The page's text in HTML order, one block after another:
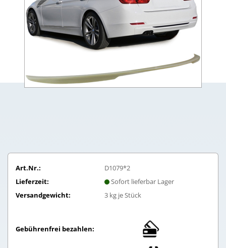
Art.Nr.:
D1079*2
Lieferzeit:
Sofort lieferbar Lager
Versandgewicht:
3kg je Stück
Gebührenfrei bezahlen: